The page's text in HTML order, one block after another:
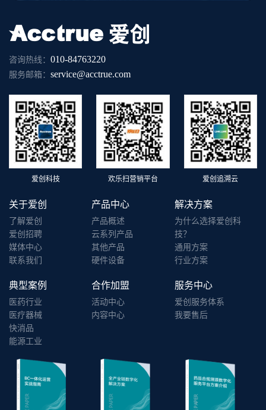
咨询热线： 010-84763220
服务邮箱： service@acctrue.com
爱创科技 欢乐扫营销平台 爱创追溯云
关于爱创
了解爱创
爱创招聘
媒体中心
联系我们
产品中心
产品概述
云系列产品
其他产品
硬件设备
解决方案
为什么选择爱创科
技？
通用方案
行业方案
典型案例
医药行业
医疗器械
快消品
能源工业
合作加盟
活动中心
内容中心
服务中心
爱创服务体系
我要售后